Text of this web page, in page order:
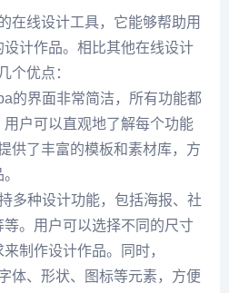
在线设计工具，它能够帮助用
计作品。相比其他在线设计
个优点：
的界面非常简洁，所有功能都
户可以直观地了解每个功能
供了丰富的模板和素材库，方
多种设计功能，包括海报、社
。用户可以选择不同的尺寸
制作设计作品。同时，
体、形状、图标等元素，方便